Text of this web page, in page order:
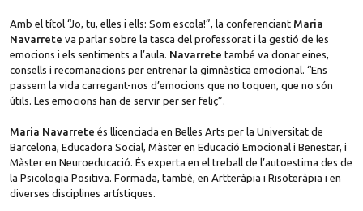
Amb el títol “Jo, tu, elles i ells: Som escola!”, la conferenciant Maria
Navarrete va parlar sobre la tasca del professorat i la gestió de les
emocions i els sentiments a l’aula. Navarrete també va donar eines,
consells i recomanacions per entrenar la gimnàstica emocional. “Ens
passem la vida carregant-nos d’emocions que no toquen, que no són
útils. Les emocions han de servir per ser feliç”.
Maria Navarrete és llicenciada en Belles Arts per la Universitat de
Barcelona, Educadora Social, Màster en Educació Emocional i Benestar, i
Màster en Neuroeducació. És experta en el treball de l’autoestima des de
la Psicologia Positiva. Formada, també, en Artteràpia i Risoteràpia i en
diverses disciplines artístiques.